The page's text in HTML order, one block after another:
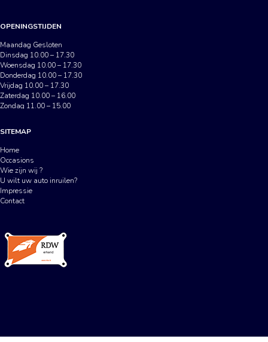
OPENINGSTIJDEN
Maandag Gesloten
Dinsdag 10.00 – 17.30
Woensdag 10.00 – 17.30
Donderdag 10.00 – 17.30
Vrijdag 10.00 – 17.30
Zaterdag 10.00 – 16.00
Zondag 11.00 – 15.00
SITEMAP
Home
Occasions
Wie zijn wij ?
U wilt uw auto inruilen?
Impressie
Contact